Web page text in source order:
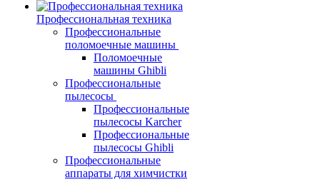
Профессиональная техника
Профессиональные
поломоечные машины
Поломоечные
машины Ghibli
Профессиональные
пылесосы
Профессиональные
пылесосы Karcher
Профессиональные
пылесосы Ghibli
Профессиональные
аппараты для химчистки